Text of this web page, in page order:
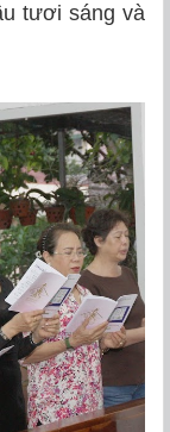
tươi sáng và